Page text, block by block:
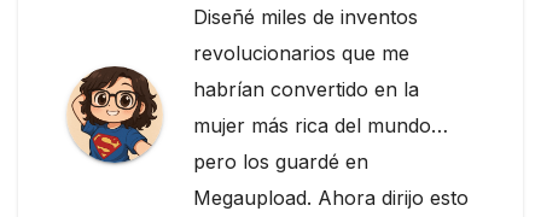
Diseñé miles de inventos
revolucionarios que me
habrían convertido en la
mujer más rica del mundo…
pero los guardé en
Megaupload. Ahora dirijo esto